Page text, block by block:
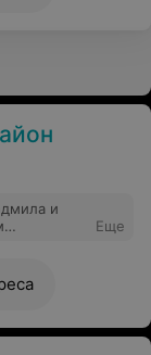
и
Еще